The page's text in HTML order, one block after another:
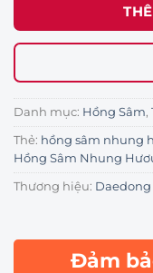
Danh mục: Hồng Sâm,
Thẻ: hồng sâm nhung
Hồng Sâm Nhung
Thương hiệu: Daedong
Đảm